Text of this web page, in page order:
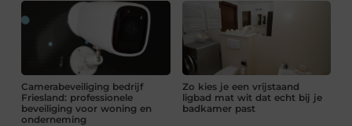
Camerabeveiliging bedrijf
Friesland: professionele
beveiliging voor woning en
onderneming
Zo kies je een vrijstaand
ligbad mat wit dat echt bij je
badkamer past